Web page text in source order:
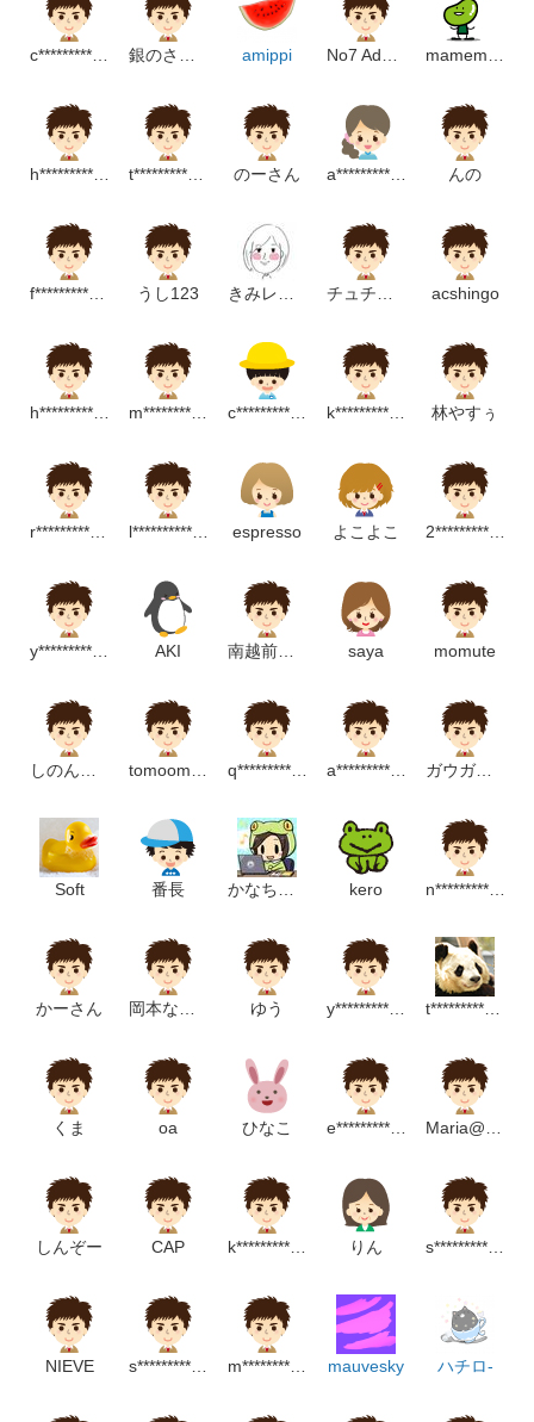
c*******************p 銀のさかな amippi No7 Adobe mamemame
h********************m t********************m のーさん a********************m んの
f**********************p うし123 きみレモン チュチュママ acshingo
h***************************p m********************p c********************m k*********************m 林やすぅ
r**********************p l*******************m espresso よこよこ 2*******************p
y*****************m AKI 南越前町山海里運営協議会 saya momute
しのんたん tomoomin kei q**********************************p a***************************m ガウガウわんこ
Soft 番長 かなちょろ kero n************************m
かーさん 岡本なおこ ゆう y********************p t*************************p
くま oa ひなこ e*****************p Maria@南米人妻
しんぞー CAP k****************m りん s***************************m
NIEVE s***************m m****************************p mauvesky ハチロ-